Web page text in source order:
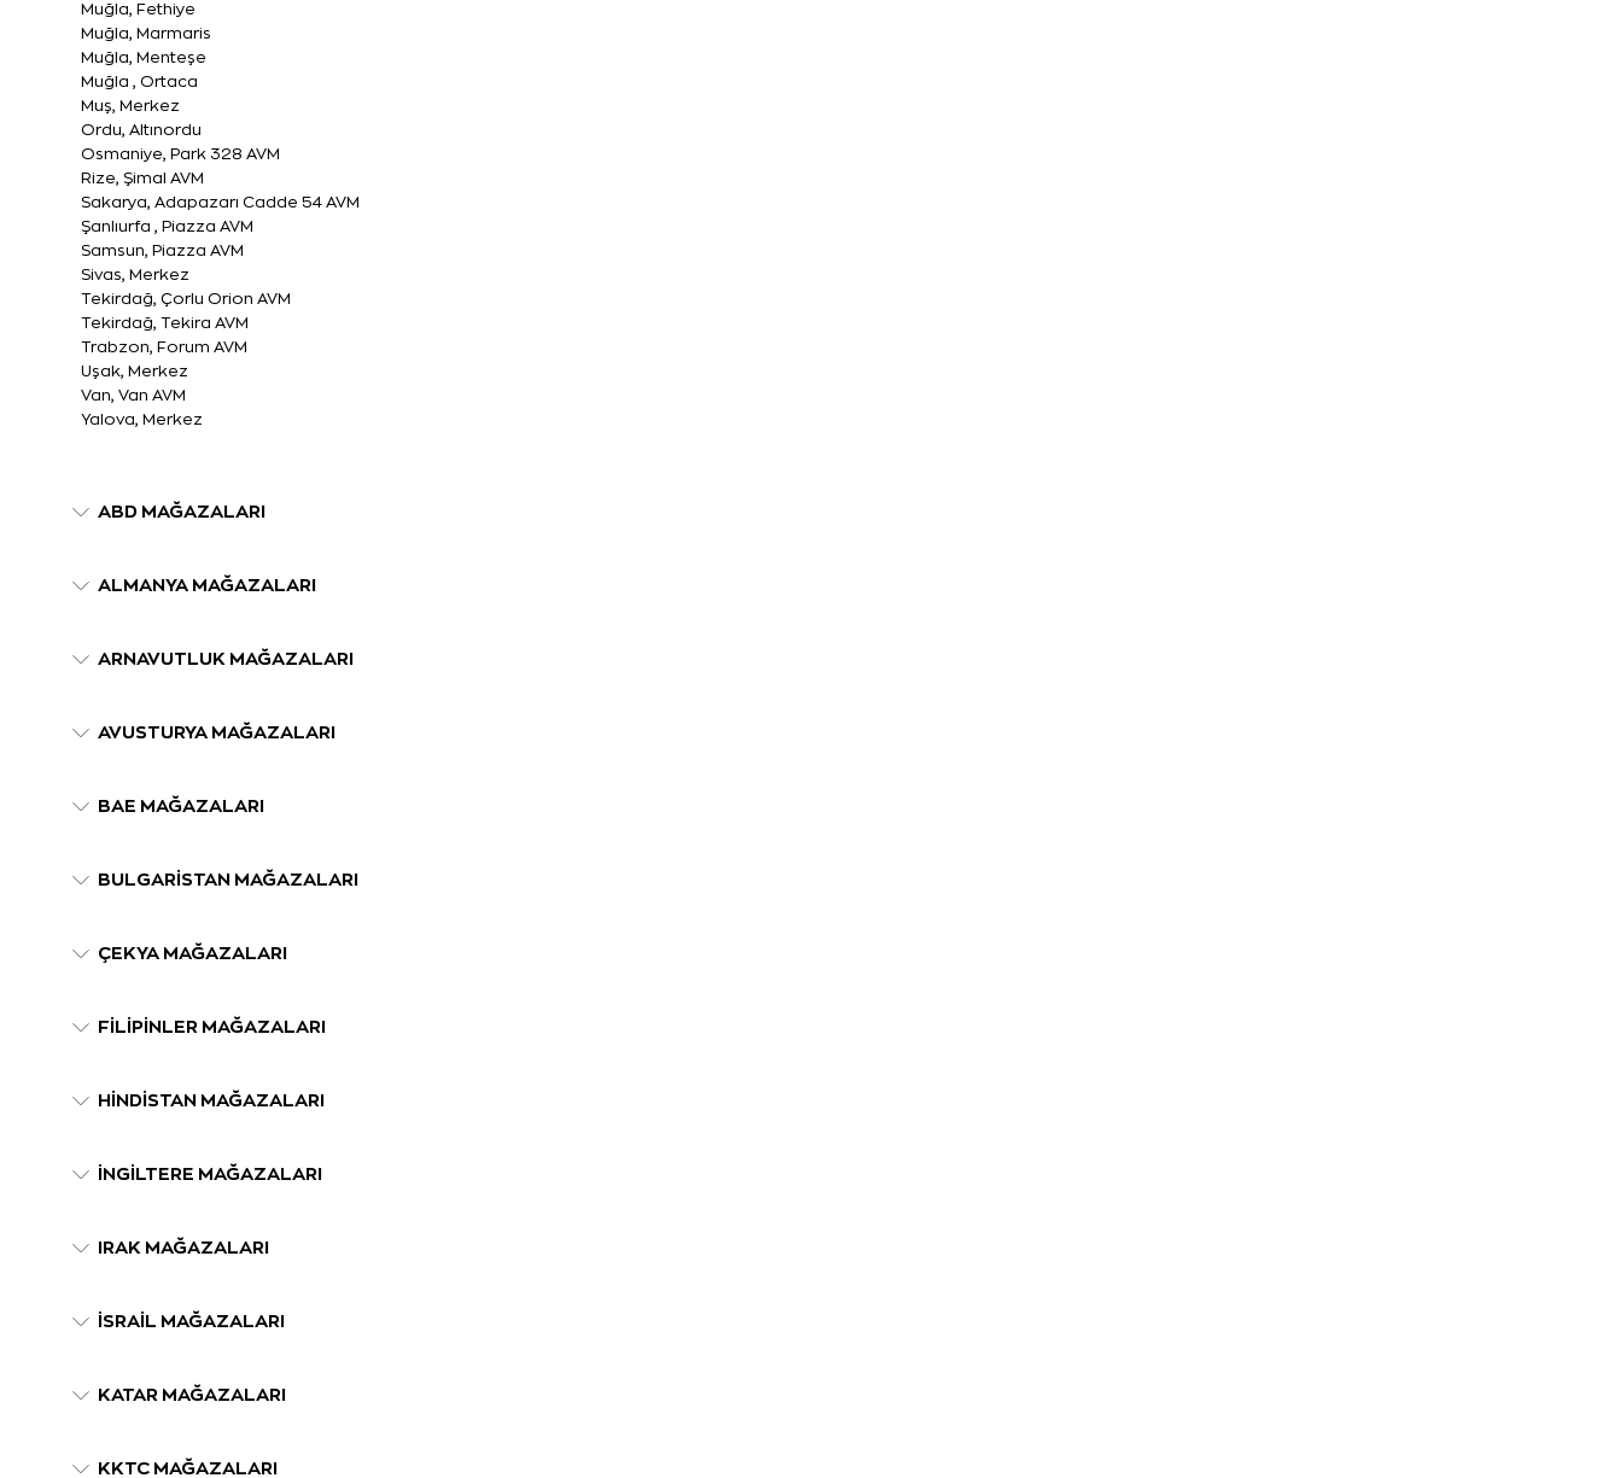
Muğla, Fethiye
Muğla, Marmaris
Muğla, Menteşe
Muğla , Ortaca
Muş, Merkez
Ordu, Altınordu
Osmaniye, Park 328 AVM
Rize, Şimal AVM
Sakarya, Adapazarı Cadde 54 AVM
Şanlıurfa , Piazza AVM
Samsun, Piazza AVM
Sivas, Merkez
Tekirdağ, Çorlu Orion AVM
Tekirdağ, Tekira AVM
Trabzon, Forum AVM
Uşak, Merkez
Van, Van AVM
Yalova, Merkez
ABD MAĞAZALARI
ALMANYA MAĞAZALARI
ARNAVUTLUK MAĞAZALARI
AVUSTURYA MAĞAZALARI
BAE MAĞAZALARI
BULGARİSTAN MAĞAZALARI
ÇEKYA MAĞAZALARI
FİLİPİNLER MAĞAZALARI
HİNDİSTAN MAĞAZALARI
İNGİLTERE MAĞAZALARI
IRAK MAĞAZALARI
İSRAİL MAĞAZALARI
KATAR MAĞAZALARI
KKTC MAĞAZALARI